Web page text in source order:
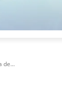
de...